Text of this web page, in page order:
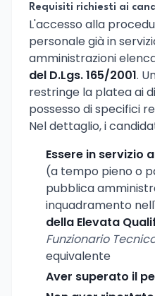
Requisiti richiesti ai
L'accesso alla
personale già in
amministrazioni
del D.Lgs. 165/2001.
restringe la platea ai
possesso di specifici
Nel dettaglio, i
Essere in servizio
(a tempo pieno o
pubblica
inquadramento
della Elevata
Funzionario
equivalente
Aver superato il